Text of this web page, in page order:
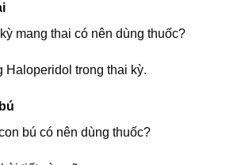
mang thai có nên dùng thuốc?
Haloperidol trong thai kỳ.
bú có nên dùng thuốc?